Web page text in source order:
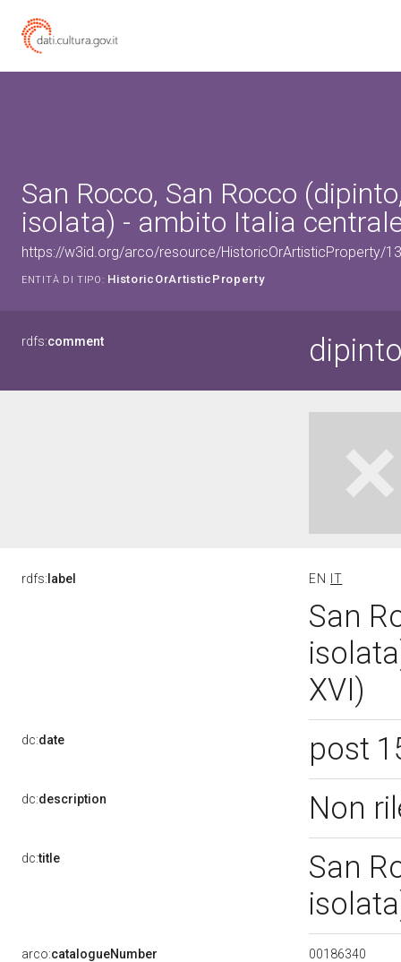
San Rocco, San Rocco
isolata) - ambito Italia
https://w3id.org/arco/resource/HistoricOrArtisticProperty/
ENTITÀ DI TIPO: HistoricOrArtisticProperty
rdfs:comment
rdfs: label EN IT
San
XVI)
dc:date post
dc:description Non
dc:title
San
arco:catalogueNumber 00186340